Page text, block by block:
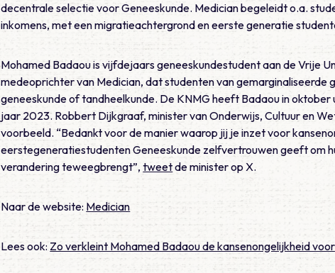
decentrale selectie voor Geneeskunde. Medician begeleidt o.a.
inkomens, met een migratieachtergrond en eerste generatie
Mohamed Badaou is vijfdejaars geneeskundestudent aan de Vrije
medeoprichter van Medician, dat studenten van gemarginaliseerde
geneeskunde of tandheelkunde. De KNMG heeft Badaou in
jaar 2023. Robbert Dijkgraaf, minister van Onderwijs, Cultuur en
voorbeeld. “Bedankt voor de manier waarop jij je inzet voor
eerstegeneratiestudenten Geneeskunde zelfvertrouwen geeft om
verandering teweegbrengt”,tweetde minister op X.
Naar de website: Medician
Lees ook: Zo verkleint Mohamed Badaou de kansenongelijkheid